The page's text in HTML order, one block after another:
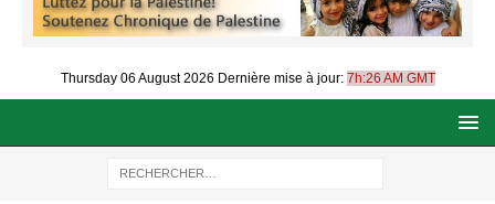
Thursday 06 August 2026 Dernière mise à jour: 7h:26 AM GMT